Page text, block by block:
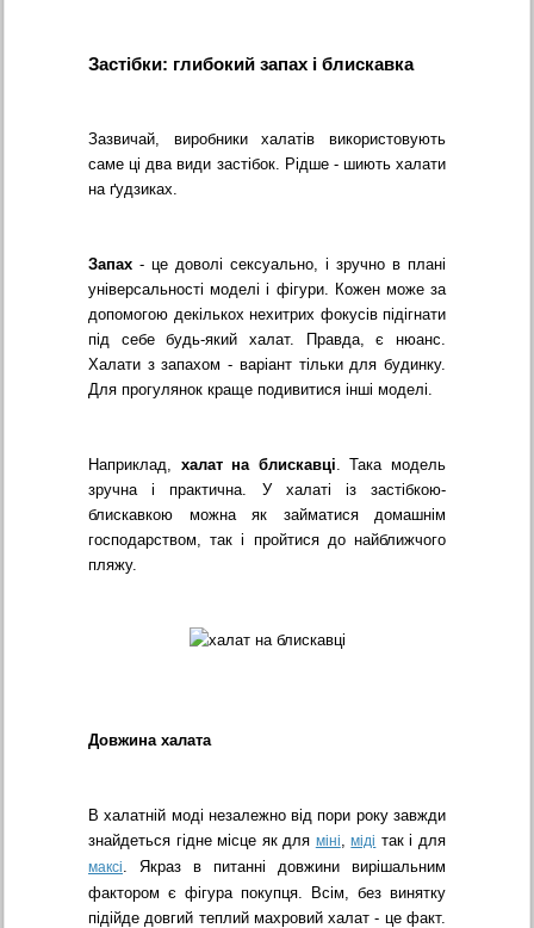
Застібки: глибокий запах і блискавка
Зазвичай, виробники халатів використовують
саме ці два види застібок. Рідше - шиють халати
на ґудзиках.
Запах - це доволі сексуально, і зручно в плані
універсальності моделі і фігури. Кожен може за
допомогою декількох нехитрих фокусів підігнати
під себе будь-який халат. Правда, є нюанс.
Халати з запахом - варіант тільки для будинку.
Для прогулянок краще подивитися інші моделі.
Наприклад, халат на блискавці. Така модель
зручна і практична. У халаті із застібкою-
блискавкою можна як займатися домашнім
господарством, так і пройтися до найближчого
пляжу.
Довжина халата
В халатній моді незалежно від пори року завжди
знайдеться гідне місце як для міні,міді так і для
максі. Якраз в питанні довжини вирішальним
фактором є фігура покупця. Всім, без винятку
підійде довгий теплий махровий халат - це факт.